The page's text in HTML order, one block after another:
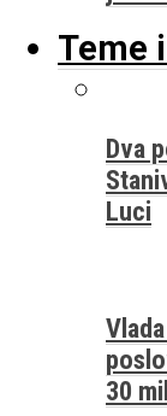
Teme
Dva
Luci
30